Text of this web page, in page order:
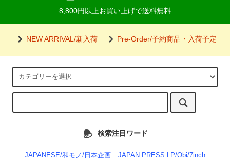
8,800円以上お買い上げで送料無料
NEW ARRIVAL/新入荷 Pre-Order/予約商品・入荷予定
検索注目ワード
JAPANESE/和モノ/日本企画
JAPAN PRESS LP/Obi/7inch